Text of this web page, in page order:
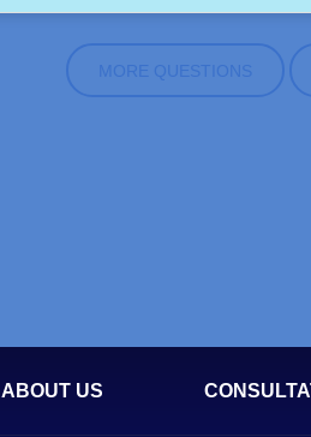
MORE QUESTIONS
ABOUT US